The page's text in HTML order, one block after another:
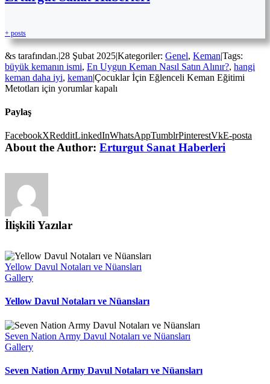
+ posts
&s tarafından.|28 Şubat 2025|Kategoriler: Genel, Keman|Tags:
büyük kemanın ismi, En Uygun Keman Nasıl Satın Alınır?, hangi
keman daha iyi, keman|Çocuklar İçin Eğlenceli Keman Eğitimi
Metotları için yorumlar kapalı
Paylaş
FacebookXRedditLinkedInWhatsAppTumblrPinterestVkE-posta
About the Author: Erturgut Sanat Haberleri
İlişkili Yazılar
Yellow Davul Notaları ve Nüansları
Gallery
Yellow Davul Notaları ve Nüansları
Seven Nation Army Davul Notaları ve Nüansları
Gallery
Seven Nation Army Davul Notaları ve Nüansları